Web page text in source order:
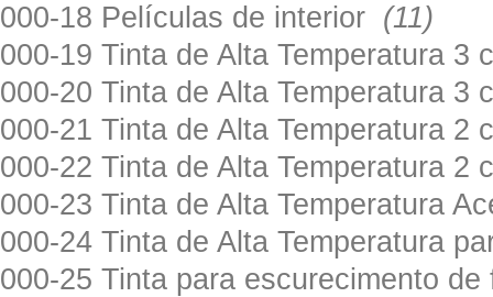
000-18 Películas de interior (11)
000-19 Tinta de Alta Temperatura
000-20 Tinta de Alta Temperatura
000-21 Tinta de Alta Temperatura
000-22 Tinta de Alta Temperatura
000-23 Tinta de Alta Temperatura
000-24 Tinta de Alta Temperatura
000-25 Tinta para escurecimento